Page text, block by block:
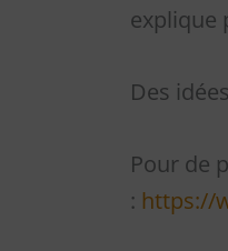
explique
Des
Pour de
: https://